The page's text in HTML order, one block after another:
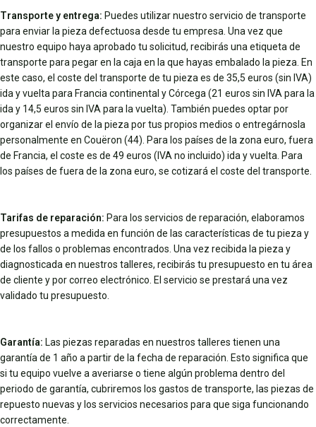
Transporte y entrega: Puedes utilizar nuestro servicio de transporte
para enviar la pieza defectuosa desde tu empresa. Una vez que
nuestro equipo haya aprobado tu solicitud, recibirás una etiqueta de
transporte para pegar en la caja en la que hayas embalado la pieza. En
este caso, el coste del transporte de tu pieza es de 35,5 euros (sin IVA)
ida y vuelta para Francia continental y Córcega (21 euros sin IVA para la
ida y 14,5 euros sin IVA para la vuelta). También puedes optar por
organizar el envío de la pieza por tus propios medios o entregárnosla
personalmente en Couëron (44). Para los países de la zona euro, fuera
de Francia, el coste es de 49 euros (IVA no incluido) ida y vuelta. Para
los países de fuera de la zona euro, se cotizará el coste del transporte.
Tarifas de reparación: Para los servicios de reparación, elaboramos
presupuestos a medida en función de las características de tu pieza y
de los fallos o problemas encontrados. Una vez recibida la pieza y
diagnosticada en nuestros talleres, recibirás tu presupuesto en tu área
de cliente y por correo electrónico. El servicio se prestará una vez
validado tu presupuesto.
Garantía: Las piezas reparadas en nuestros talleres tienen una
garantía de 1 año a partir de la fecha de reparación. Esto significa que
si tu equipo vuelve a averiarse o tiene algún problema dentro del
periodo de garantía, cubriremos los gastos de transporte, las piezas de
repuesto nuevas y los servicios necesarios para que siga funcionando
correctamente.